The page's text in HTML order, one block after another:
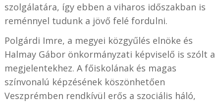
szolgálatára, így ebben a viharos időszakban is
reménnyel tudunk a jövő felé fordulni.
Polgárdi Imre, a megyei közgyűlés elnöke és
Halmay Gábor önkormányzati képviselő is szólt a
megjelentekhez. A főiskolának és magas
színvonalú képzésének köszönhetően
Veszprémben rendkívül erős a szociális háló,